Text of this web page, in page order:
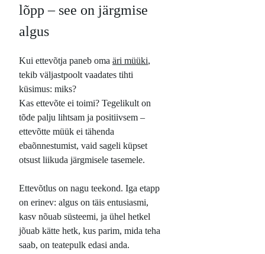
lõpp – see on järgmise
algus
Kui ettevõtja paneb oma äri müüki,
tekib väljastpoolt vaadates tihti
küsimus: miks?
Kas ettevõte ei toimi? Tegelikult on
tõde palju lihtsam ja positiivsem –
ettevõtte müük ei tähenda
ebaõnnestumist, vaid sageli küpset
otsust liikuda järgmisele tasemele.
Ettevõtlus on nagu teekond. Iga etapp
on erinev: algus on täis entusiasmi,
kasv nõuab süsteemi, ja ühel hetkel
jõuab kätte hetk, kus parim, mida teha
saab, on teatepulk edasi anda.